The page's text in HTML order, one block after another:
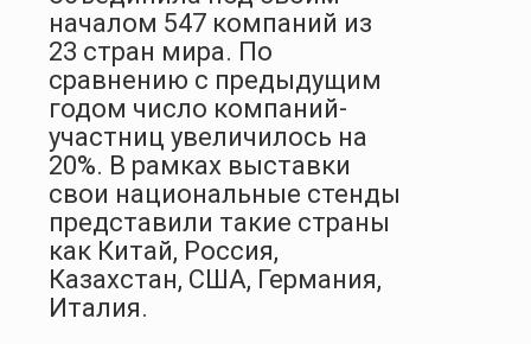
началом 547 компаний из
23 стран мира. По
сравнению с предыдущим
годом число компаний-
участниц увеличилось на
20%. В рамках выставки
свои национальные стенды
представили такие страны
как Китай, Россия,
Казахстан, США, Германия,
Италия.